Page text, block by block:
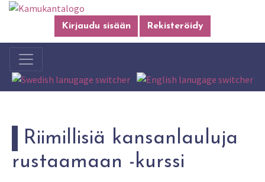
Kirjaudu sisään Rekisteröidy
Riimillisiä kansanlauluja
rustaamaan -kurssi